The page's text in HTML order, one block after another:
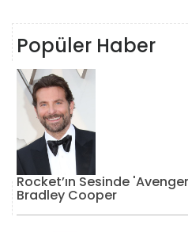
Popüler Haber
Rocket’ın Sesinde
Bradley Cooper